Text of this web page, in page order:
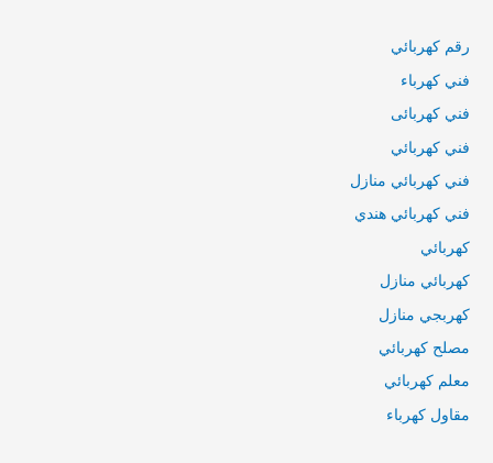
رقم كهربائي
فني كهرباء
فني كهربائى
فني كهربائي
فني كهربائي منازل
فني كهربائي هندي
كهربائي
كهربائي منازل
كهربجي منازل
مصلح كهربائي
معلم كهربائي
مقاول كهرباء